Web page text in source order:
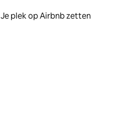
Je plek op Airbnb zetten